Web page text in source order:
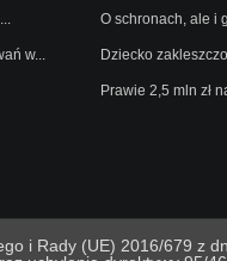
w...
O schronach, ale i
Dziecko
Prawie 2,5 mln zł
i Rady (UE) 2016/679 z